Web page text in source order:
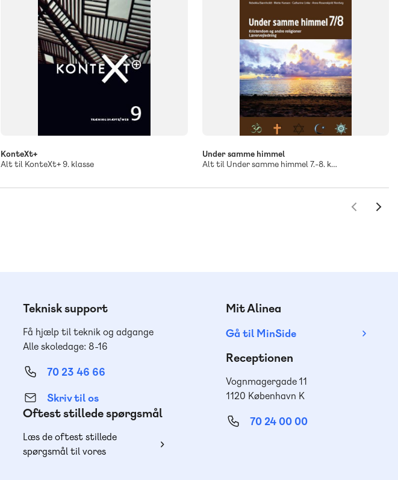
KonteXt+
Alt til KonteXt+ 9. klasse
Under samme himmel
Alt til Under samme himmel 7.-8. klasse
Teknisk support
Få hjælp til teknik og adgange
Alle skoledage: 8-16
70 23 46 66
Skriv til os
Oftest stillede spørgsmål
Læs de oftest stillede
spørgsmål til vores
Mit Alinea
Gå til MinSide
Receptionen
Vognmagergade 11
1120 København K
70 24 00 00